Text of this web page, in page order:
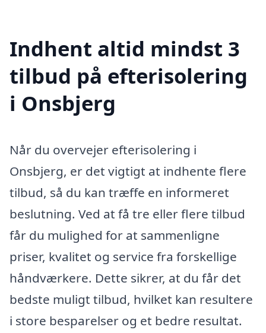
Indhent altid mindst 3
tilbud på efterisolering
i Onsbjerg
Når du overvejer efterisolering i
Onsbjerg, er det vigtigt at indhente flere
tilbud, så du kan træffe en informeret
beslutning. Ved at få tre eller flere tilbud
får du mulighed for at sammenligne
priser, kvalitet og service fra forskellige
håndværkere. Dette sikrer, at du får det
bedste muligt tilbud, hvilket kan resultere
i store besparelser og et bedre resultat.